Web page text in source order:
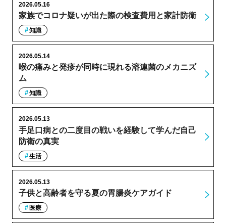
家族でコロナ疑いが出た際の検査費用と家計防衛
2026.05.16
知識
喉の痛みと発疹が同時に現れる溶連菌のメカニズ
ム
2026.05.14
知識
手足口病との二度目の戦いを経験して学んだ自己
防衛の真実
2026.05.13
生活
子供と高齢者を守る夏の胃腸炎ケアガイド
2026.05.13
医療